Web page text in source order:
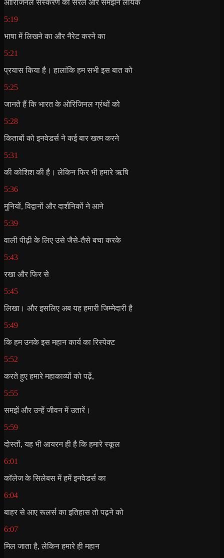
ओरिजिनल संस्करण को सरल और समझने लायक
5:19
भाषा में लिखने का और नैरेट करने का
5:21
प्रयास किया है। हालांकि हम सभी इस बात को
5:25
जानते हैं कि भारत के ओरिजिनल ग्रंथों को
5:28
किताबों को इनवेडर्स ने कई बार खत्म करने
5:31
की कोशिश की है। लेकिन फिर भी हमारे ऋषि
5:36
मुनियों, विद्वानों और दार्शनिकों ने आने
5:39
वाली पीढ़ी के लिए उसे जैसे-तैसे बचा करके
5:43
रखा और फिर से
5:45
लिखा। और इसलिए अब यह हमारी जिम्मेदारी है
5:49
कि हम उनके इस महान कार्य का रिस्पेक्ट
5:52
करते हुए हमारे महाकाव्यों को पढ़ें,
5:55
समझें और उन्हें जीवन में उतारें।
5:59
दोस्तों, यह भी आयरन ही है कि हमारे स्कूल
6:01
कॉलेज के सिलेबस में हमें इनवेडर्स का
6:04
बाहर से आए रूलर्स का इतिहास तो पढ़ने को
6:07
मिल जाता है, लेकिन हमारे ही महान